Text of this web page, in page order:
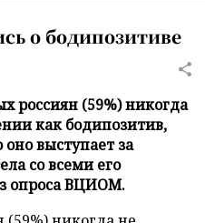
о бодипозитиве
россиян (59%) никогда
как бодипозитив,
выступает за
со всеми его
опроса ВЦИОМ.